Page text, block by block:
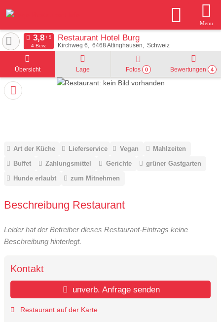
Menu
Restaurant Hotel Burg
Kirchweg 6 6468 Attinghausen Schweiz
4 Bew.
Übersicht Lage Fotos 0 Bewertungen 4
Art der Küche Lieferservice Vegan
Mahlzeiten
Buffet
Zahlungsmittel Gerichte
grüner Gastgarten
Hunde erlaubt
zum Mitnehmen
Beschreibung Restaurant
Leider hat der Betreiber dieses Restaurant-Eintrags keine
Beschreibung hinterlegt.
Kontakt
unverb. Anfrage senden
Restaurant auf der Karte